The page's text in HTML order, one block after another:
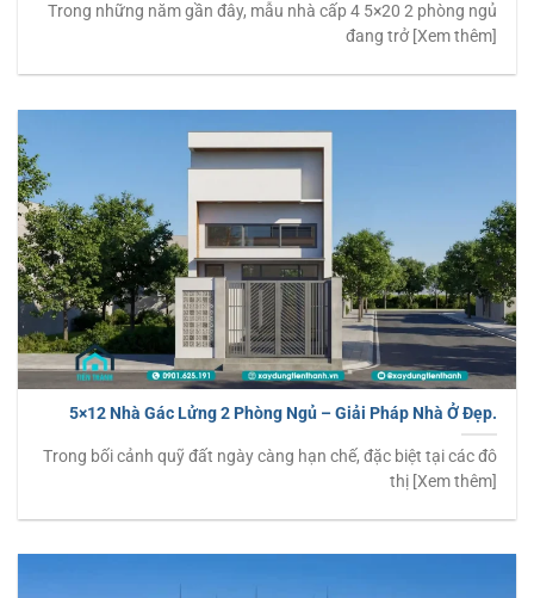
Trong những năm gần đây, mẫu nhà cấp 4 5×20 2 phòng ngủ
đang trở [Xem thêm]
5×12 Nhà Gác Lửng 2 Phòng Ngủ – Giải Pháp Nhà Ở Đẹp.
Trong bối cảnh quỹ đất ngày càng hạn chế, đặc biệt tại các đô
thị [Xem thêm]